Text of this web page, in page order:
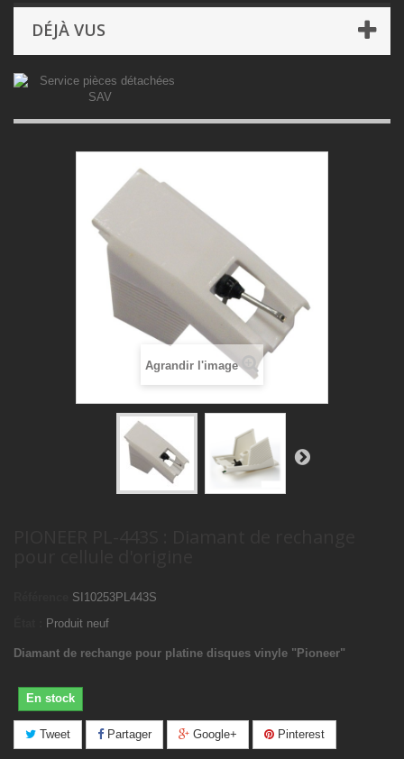
DÉJÀ VUS
Agrandir l'image
SI10253PL443S
Produit neuf
Diamant de rechange pour platine disques vinyle "Pioneer"
En stock
Tweet Partager Google+ Pinterest